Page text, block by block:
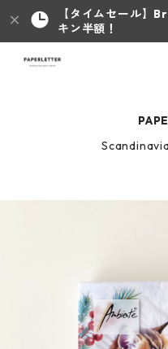
【タイムセール】
キン半額！